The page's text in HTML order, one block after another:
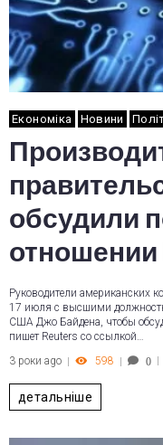
Економіка Новини
обсудили
Руководители американских
17 июля с высшими
США Джо Байдена, чтобы
пишет Reuters со ссылкой…
3 роки ago
598 0
детальніше